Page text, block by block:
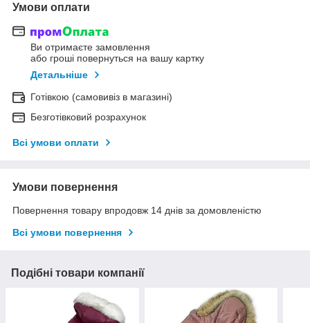
Умови оплати
Ви отримаєте замовлення
або гроші повернуться на вашу картку
Детальніше
Готівкою (самовивіз в магазині)
Безготівковий розрахунок
Всі умови оплати
Умови повернення
Повернення товару впродовж 14 днів за домовленістю
Всі умови повернення
Подібні товари компанії